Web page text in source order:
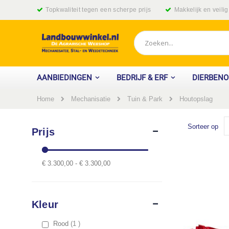
Ga
naar
inhoud
Topkwaliteit tegen een scherpe prijs Makkelijk en
Zoek
AANBIEDINGEN BEDRIJF & ERF
Home Mechanisatie Tuin & Park Houtopslag
Sorteer op
Prijs
€ 3.300,00 - € 3.300,00
Kleur
Rood 1 item